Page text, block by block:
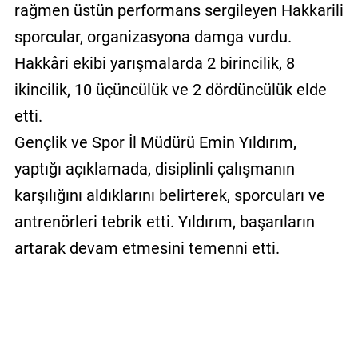
Gizlilik
Politikası
rağmen üstün performans sergileyen Hakkarili
sporcular, organizasyona damga vurdu.
Hakkâri ekibi yarışmalarda 2 birincilik, 8
ikincilik, 10 üçüncülük ve 2 dördüncülük elde
etti.
Gençlik ve Spor İl Müdürü Emin Yıldırım,
yaptığı açıklamada, disiplinli çalışmanın
karşılığını aldıklarını belirterek, sporcuları ve
antrenörleri tebrik etti. Yıldırım, başarıların
artarak devam etmesini temenni etti.